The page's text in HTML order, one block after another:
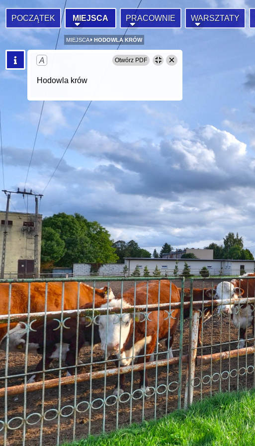
POCZĄTEK MIEJSCA PRACOWNIE WARSZTATY
MIEJSCA HODOWLA KRÓW
A Otwórz PDF ×
Hodowla krów